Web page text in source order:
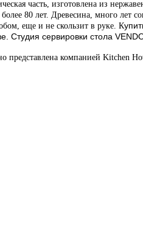
часть, изготовлена из
80 лет. Древесина, много лет
еще и не скользит в руке. К
Студия сервировки стола
представлена компанией Kitchen